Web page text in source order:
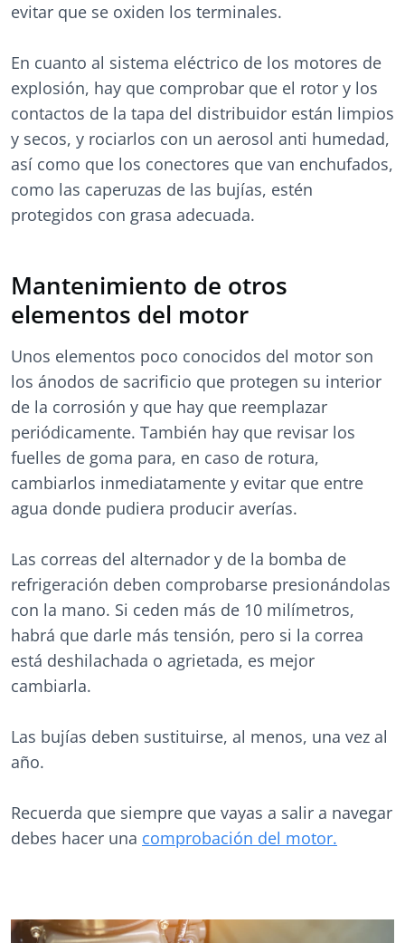
evitar que se oxiden los terminales.
En cuanto al sistema eléctrico de los motores de
explosión, hay que comprobar que el rotor y los
contactos de la tapa del distribuidor están limpios
y secos, y rociarlos con un aerosol anti humedad,
así como que los conectores que van enchufados,
como las caperuzas de las bujías, estén
protegidos con grasa adecuada.
Mantenimiento de otros
elementos del motor
Unos elementos poco conocidos del motor son
los ánodos de sacrificio que protegen su interior
de la corrosión y que hay que reemplazar
periódicamente. También hay que revisar los
fuelles de goma para, en caso de rotura,
cambiarlos inmediatamente y evitar que entre
agua donde pudiera producir averías.
Las correas del alternador y de la bomba de
refrigeración deben comprobarse presionándolas
con la mano. Si ceden más de 10 milímetros,
habrá que darle más tensión, pero si la correa
está deshilachada o agrietada, es mejor
cambiarla.
Las bujías deben sustituirse, al menos, una vez al
año.
Recuerda que siempre que vayas a salir a navegar
debes hacer una comprobación del motor.